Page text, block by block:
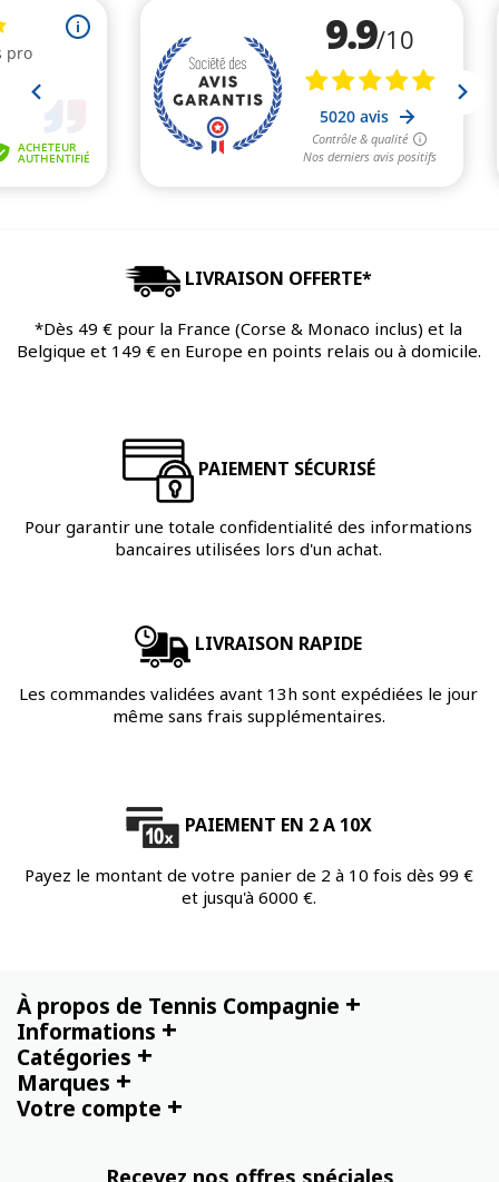
LIVRAISON OFFERTE*
*Dès 49 € pour la France (Corse & Monaco inclus) et la
Belgique et 149 € en Europe en points relais ou à domicile.
PAIEMENT SÉCURISÉ
Pour garantir une totale confidentialité des informations
bancaires utilisées lors d'un achat.
LIVRAISON RAPIDE
Les commandes validées avant 13h sont expédiées le jour
même sans frais supplémentaires.
PAIEMENT EN 2 A 10X
Payez le montant de votre panier de 2 à 10 fois dès 99 €
et jusqu'à 6000 €.
À propos de Tennis Compagnie +
Informations +
Catégories +
Marques +
Votre compte +
Recevez nos offres spéciales